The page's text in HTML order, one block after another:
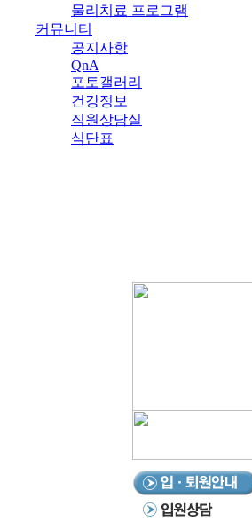
물리치료 프로그램
커뮤니티
공지사항
QnA
포토갤러리
건강정보
직원상담실
식단표